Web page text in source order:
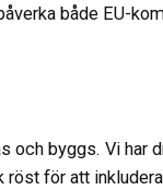
både EU-
och byggs. Vi har
röst för att